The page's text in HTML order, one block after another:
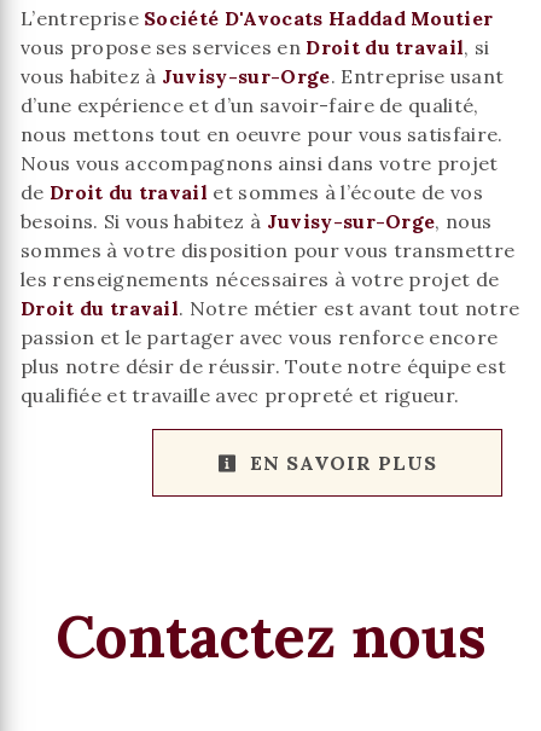
L’entreprise Société D'Avocats Haddad Moutier
vous propose ses services en Droit du travail, si
vous habitez à Juvisy-sur-Orge. Entreprise usant
d’une expérience et d’un savoir-faire de qualité,
nous mettons tout en oeuvre pour vous satisfaire.
Nous vous accompagnons ainsi dans votre projet
de Droit du travail et sommes à l’écoute de vos
besoins. Si vous habitez à Juvisy-sur-Orge, nous
sommes à votre disposition pour vous transmettre
les renseignements nécessaires à votre projet de
Droit du travail. Notre métier est avant tout notre
passion et le partager avec vous renforce encore
plus notre désir de réussir. Toute notre équipe est
qualifiée et travaille avec propreté et rigueur.
EN SAVOIR PLUS
Contactez nous